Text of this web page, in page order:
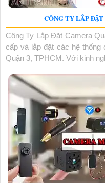
CÔNG TY LẮP
Công Ty Lắp Đặt Camera
cấp và lắp đặt các hệ
Quận 3, TPHCM. Với kinh